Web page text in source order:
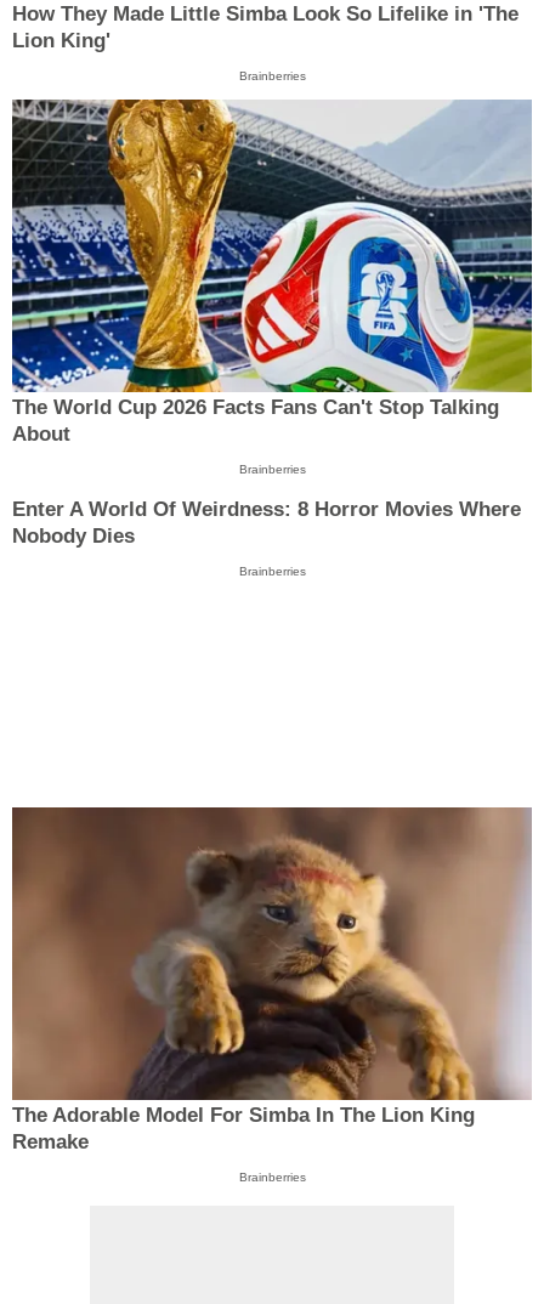
How They Made Little Simba Look So Lifelike in 'The
Lion King'
Brainberries
The World Cup 2026 Facts Fans Can't Stop Talking
About
Brainberries
Enter A World Of Weirdness: 8 Horror Movies Where
Nobody Dies
Brainberries
The Adorable Model For Simba In The Lion King
Remake
Brainberries